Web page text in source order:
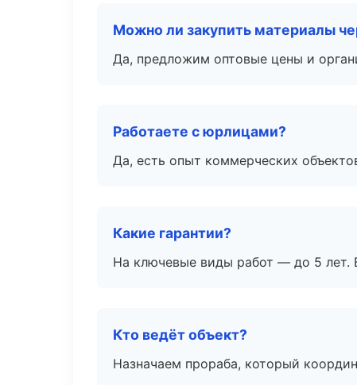
Можно ли закупить материалы
Да, предложим оптовые цены и
Работаете с юрлицами?
Да, есть опыт коммерческих
Какие гарантии?
На ключевые виды работ — до 5 лет.
Кто ведёт объект?
Назначаем прораба, который